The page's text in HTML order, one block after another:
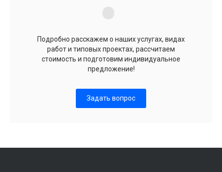
Подробно расскажем о наших услугах, видах
работ и типовых проектах, рассчитаем
стоимость и подготовим индивидуальное
предложение!
Задать вопрос